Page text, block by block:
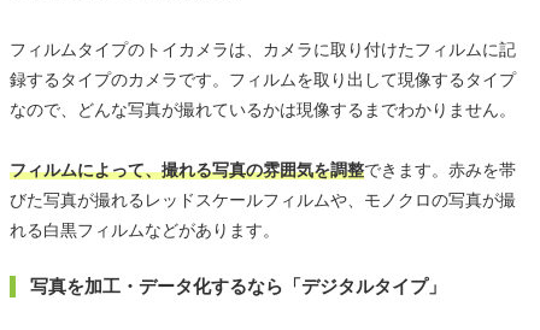
フィルムタイプのトイカメラは、カメラに取り付けたフィルムに記
録するタイプのカメラです。フィルムを取り出して現像するタイプ
なので、どんな写真が撮れているかは現像するまでわかりません。
フィルムによって、撮れる写真の雰囲気を調整できます。赤みを帯
びた写真が撮れるレッドスケールフィルムや、モノクロの写真が撮
れる白黒フィルムなどがあります。
写真を加工・データ化するなら「デジタルタイプ」